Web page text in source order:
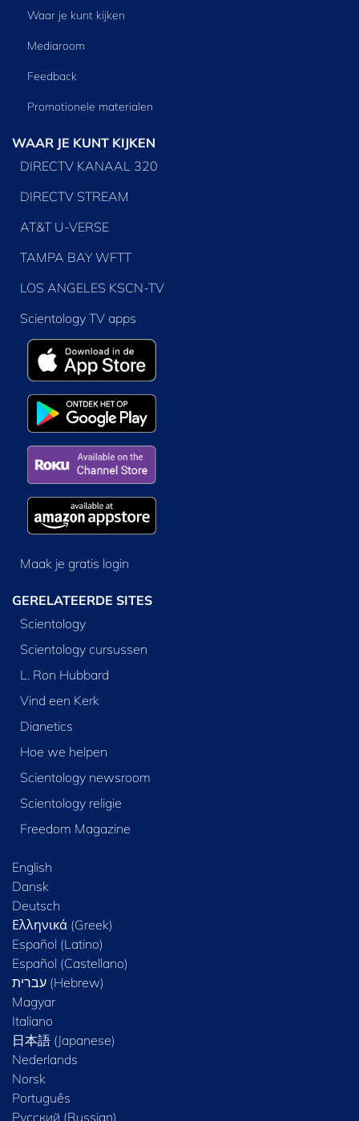
Waar je kunt kijken
Mediaroom
Feedback
Promotionele materialen
WAAR JE KUNT KIJKEN
DIRECTV KANAAL 320
DIRECTV STREAM
AT&T U-VERSE
TAMPA BAY WFTT
LOS ANGELES KSCN-TV
Scientology TV apps
Maak je gratis login
GERELATEERDE SITES
Scientology
Scientology cursussen
L. Ron Hubbard
Vind een Kerk
Dianetics
Hoe we helpen
Scientology newsroom
Scientology religie
Freedom Magazine
English
Dansk
Deutsch
Ελληνικά (Greek)
Español (Latino)
Español (Castellano)
Magyar
Italiano
日本語 (Japanese)
Nederlands
Norsk
Português
Русский (Russian)